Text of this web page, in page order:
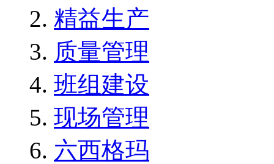
精益生产
质量管理
班组建设
现场管理
六西格玛